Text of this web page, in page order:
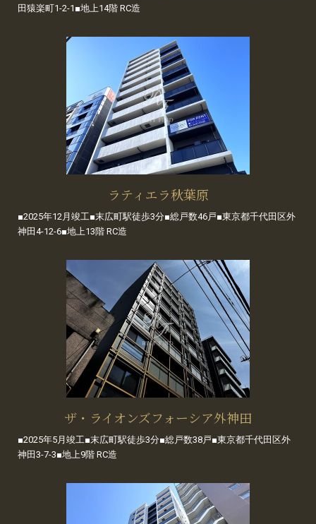
田猿楽町1-2-1■地上14階 RC造
ラティエラ秋葉原
■2025年12月竣工■末広町駅徒歩3分■総戸数46戸■東京都千代田区外
神田4-12-6■地上13階 RC造
ザ・ライオンズフォーシア外神田
■2025年5月竣工■末広町駅徒歩3分■総戸数38戸■東京都千代田区外
神田3-7-3■地上9階 RC造